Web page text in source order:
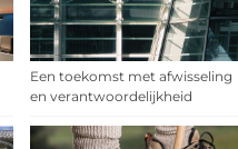
Een toekomst met afwisseling
en verantwoordelijkheid